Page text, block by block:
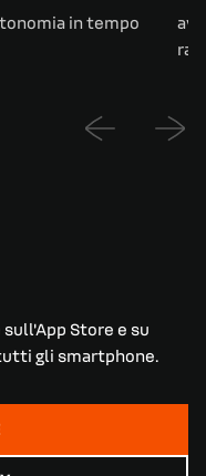
in tempo
Store e su
gli smartphone.